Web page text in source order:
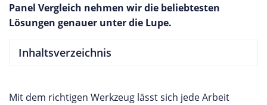
Panel Vergleich nehmen wir die beliebtesten
Lösungen genauer unter die Lupe.
Inhaltsverzeichnis
Mit dem richtigen Werkzeug lässt sich jede Arbeit